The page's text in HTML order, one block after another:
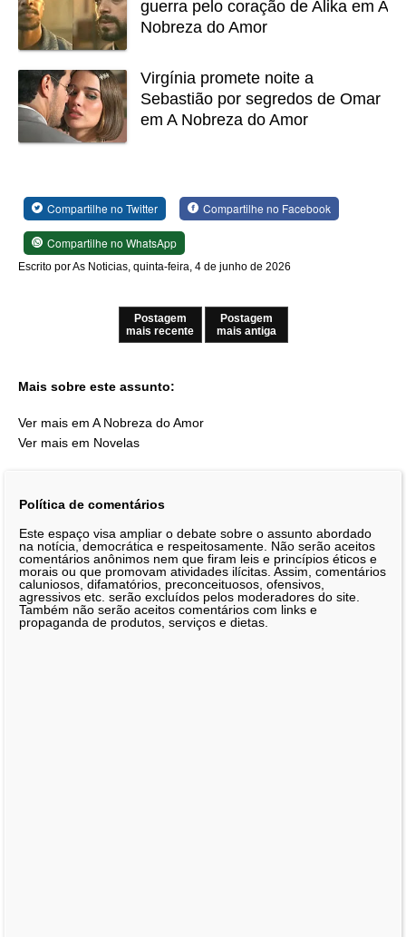
guerra pelo coração de Alika em A
Nobreza do Amor
Virgínia promete noite a
Sebastião por segredos de Omar
em A Nobreza do Amor
Compartilhe no Twitter Compartilhe no Facebook
Compartilhe no WhatsApp
Escrito por As Noticias, quinta-feira, 4 de junho de 2026
Postagem
mais recente
Postagem
mais antiga
Mais sobre este assunto:
Ver mais em A Nobreza do Amor
Ver mais em Novelas
Política de comentários
Este espaço visa ampliar o debate sobre o assunto abordado
na notícia, democrática e respeitosamente. Não serão aceitos
comentários anônimos nem que firam leis e princípios éticos e
morais ou que promovam atividades ilícitas. Assim, comentários
caluniosos, difamatórios, preconceituosos, ofensivos,
agressivos etc. serão excluídos pelos moderadores do site.
Também não serão aceitos comentários com links e
propaganda de produtos, serviços e dietas.